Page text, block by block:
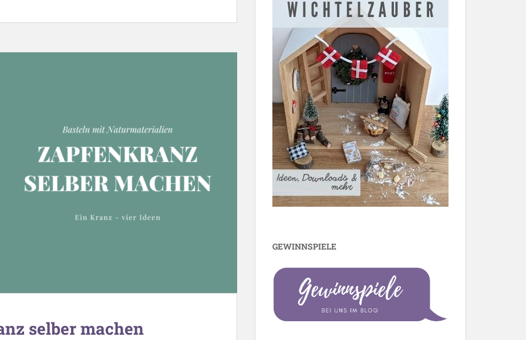
selber machen
GEWINNSPIELE